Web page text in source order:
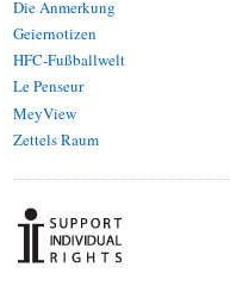
Die Anmerkung
Geiernotizen
HFC-Fußballwelt
Le Penseur
MeyView
Zettels Raum